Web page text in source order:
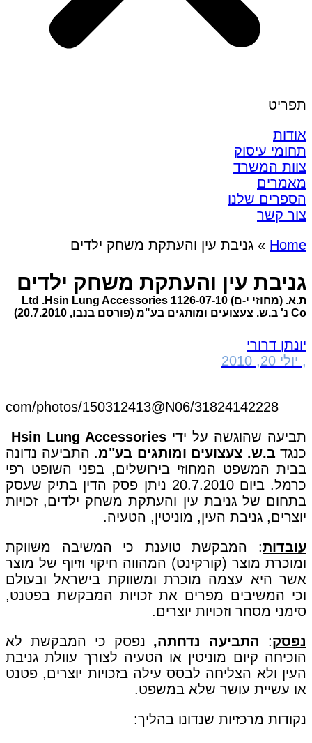
תפריט
אודות
תחומי עיסוק
צוות המשרד
מאמרים
הספרים שלנו
צור קשר
Home
» גניבת עין והעתקת משחק ילדים
גניבת עין והעתקת משחק ילדים
ת.א. (מחוזי י-ם) 1126-07-10 Ltd .Hsin Lung Accessories
Co נ' ב.ש. צעצועים ומותגים בע"מ (פורסם בנבו, 20.7.2010)
יונתן דרורי
, יולי 20, 2010
photos/150312413@N06/31824142228
תביעה שהוגשה על ידי Hsin Lung Accessories
כנגדב.ש. צעצועים ומותגים בע"מ. התביעה נדונה
בבית המשפט המחוזי בירושלים, בפני השופט רפי
כרמל. ביום 20.7.2010 ניתן פסק הדין בתיק שעסק
בתחום של גניבת עין והעתקת משחק ילדים, זכויות
יוצרים, גניבת העין, מוניטין, הטעיה.
עובדות: המבקשת טוענת כי המשיבה משווקת
ומוכרת מוצר (קורקינט) המהווה חיקוי וזיוף של מוצר
אשר היא עצמה מוכרת ומשווקת בישראל ובעולם
וכי המשיבים מפרים את זכויות המבקשת בפטנט,
סימני מסחר וזכויות יוצרים.
נפסק: התביעה נדחתה, נפסק כי המבקשת לא
הוכיחה קיום מוניטין או הטעיה לצורך עוולת גניבת
העין ולא הצליחה לבסס עילה בזכויות יוצרים, פטנט
או עשיית עושר שלא במשפט.
נקודות מרכזיות שנדונו בהליך: